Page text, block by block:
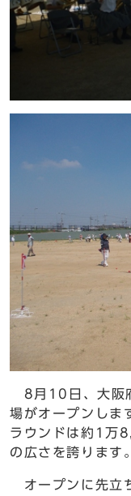
8月10日、大阪
場がオープンしま
ラウンドは約1万
の広さを誇ります。
オープンに先立